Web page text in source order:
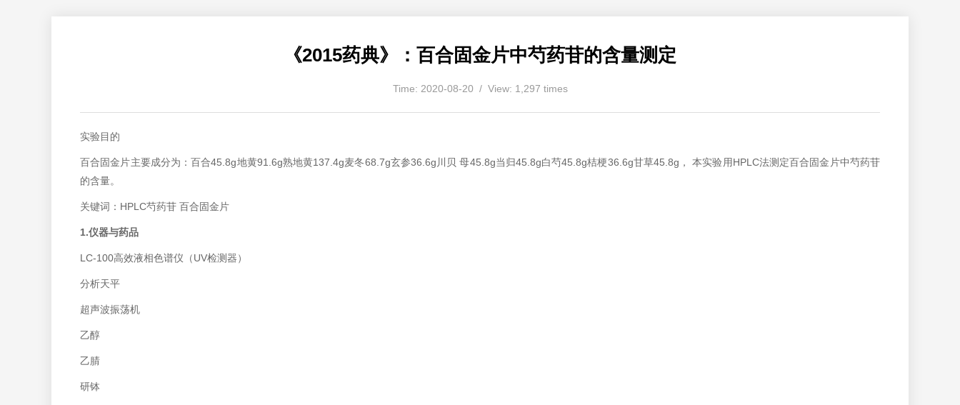
《2015药典》：百合固金片中芍药苷的含量测定
Time: 2020-08-20 / View: 1,297 times
实验目的
百合固金片主要成分为：百合45.8g地黄91.6g熟地黄137.4g麦冬68.7g玄参36.6g川贝 母45.8g当归45.8g白芍45.8g桔梗36.6g甘草45.8g， 本实验用HPLC法测定百合固金片中芍药苷
的含量。
关键词：HPLC芍药苷 百合固金片
1.仪器与药品
LC-100高效液相色谱仪（UV检测器）
分析天平
超声波振荡机
乙醇
乙腈
研钵